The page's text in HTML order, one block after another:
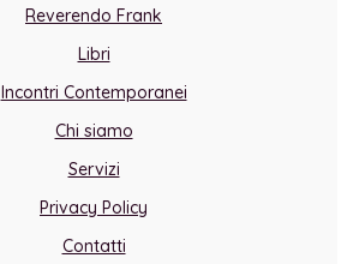
Reverendo Frank
Libri
Incontri Contemporanei
Chi siamo
Servizi
Privacy Policy
Contatti